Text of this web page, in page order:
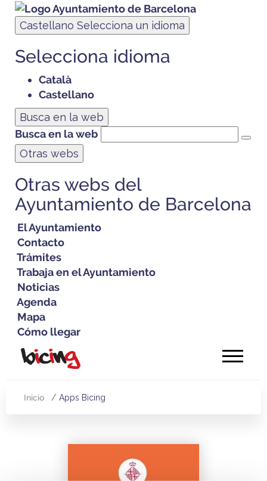
Castellano Selecciona un idioma
Selecciona idioma
Català
Castellano
Busca en la web
Busca en la web
Otras webs
Otras webs del
Ayuntamiento de Barcelona
El Ayuntamiento
Contacto
Trámites
Trabaja en el Ayuntamiento
Noticias
Agenda
Mapa
Cómo llegar
Pasar
principal
Inicio Apps Bicing